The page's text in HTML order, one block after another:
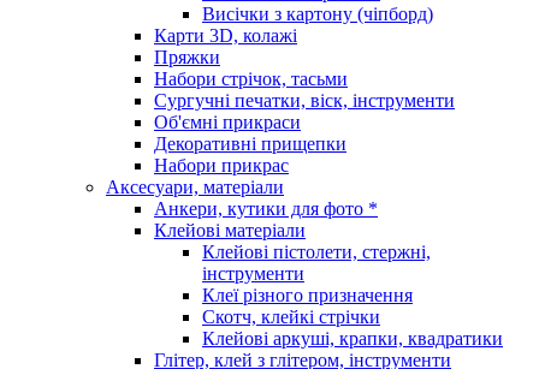
Висічки з картону (чіпборд)
Карти 3D, колажі
Пряжки
Набори стрічок, тасьми
Сургучні печатки, віск, інструменти
Об'ємні прикраси
Декоративні прищепки
Набори прикрас
Аксесуари, матеріали
Анкери, кутики для фото *
Клейові матеріали
Клейові пістолети, стержні,
інструменти
Клеї різного призначення
Скотч, клейкі стрічки
Клейові аркуші, крапки, квадратики
Глітер, клей з глітером, інструменти